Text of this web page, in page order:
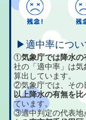
▶適中率につい
①気象庁では降水
社の「適中率」は気
算出しています。
②気象庁では、その
以上降水の有無を比
ています。
③適中判定の代表地